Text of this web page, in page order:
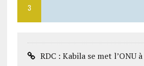
3
RDC : Kabila se met l’ONU